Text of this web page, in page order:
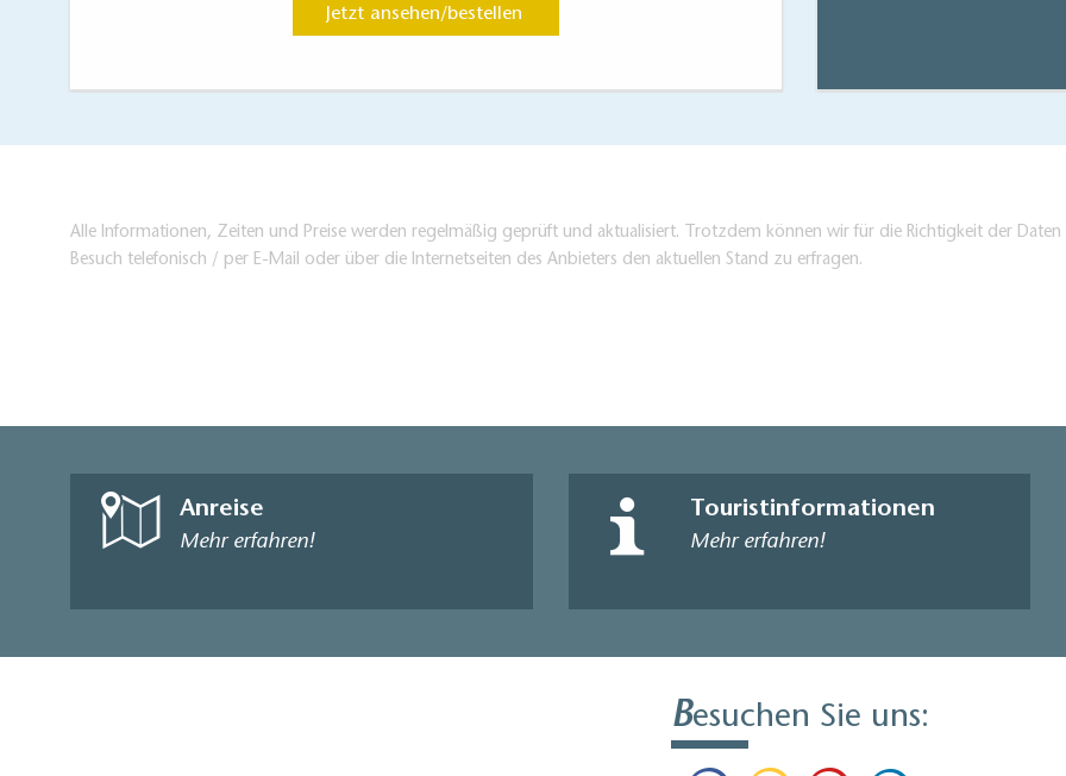
Jetzt ansehen/bestellen
Alle Informationen, Zeiten und Preise werden regelmäßig geprüft und aktualisiert. Trotzdem können wir für die Richtigkeit der
Besuch telefonisch / per E-Mail oder über die Internetseiten des Anbieters den aktuellen Stand zu erfragen.
Anreise
Mehr erfahren!
Touristinformationen
Mehr erfahren!
Besuchen Sie uns: